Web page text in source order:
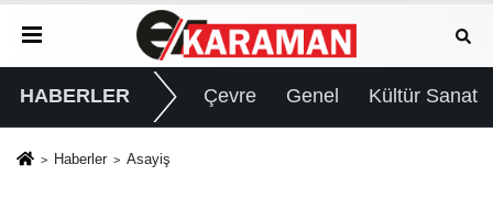
HABERLER Çevre Genel Kültür Sanat
Haberler Asayiş